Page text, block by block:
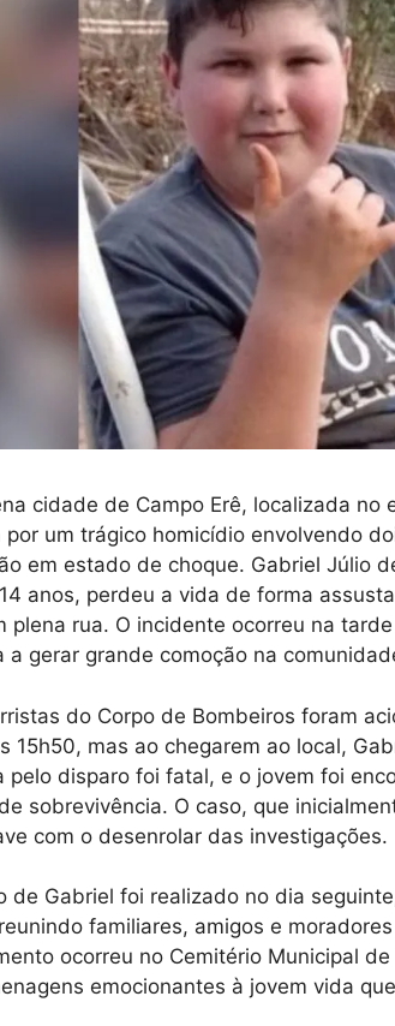
cidade de Campo Erê, localizada
por um trágico homicídio envolvendo
em estado de choque. Gabriel Júlio
anos, perdeu a vida de forma
plena rua. O incidente ocorreu na
a gerar grande comoção na
do Corpo de Bombeiros foram
15h50, mas ao chegarem ao local,
pelo disparo foi fatal, e o jovem foi
sobrevivência. O caso, que
com o desenrolar das investigações.
de Gabriel foi realizado no dia
familiares, amigos e
ocorreu no Cemitério Municipal
emocionantes à jovem vida